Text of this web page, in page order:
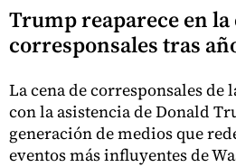
Trump reaparece en la
corresponsales tras
La cena de corresponsales de
con la asistencia de Donald
generación de medios que
eventos más influyentes de